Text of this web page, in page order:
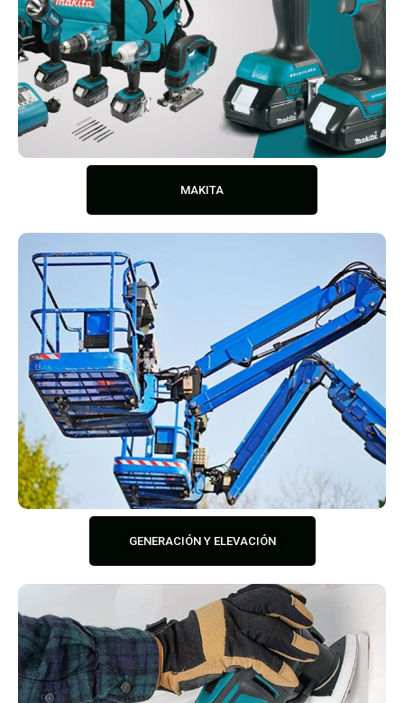
MAKITA
GENERACIÓN Y ELEVACIÓN